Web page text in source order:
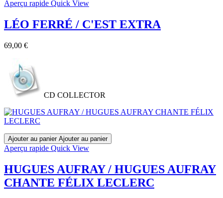
Aperçu rapide Quick View
LÉO FERRÉ / C'EST EXTRA
69,00 €Prix
CD COLLECTOR
Ajouter au panier Ajouter au panier
Aperçu rapide Quick View
HUGUES AUFRAY / HUGUES AUFRAY
CHANTE FÉLIX LECLERC